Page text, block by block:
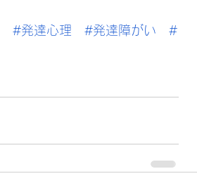
#発達心理 #発達障がい
#